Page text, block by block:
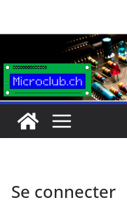
Se connecter